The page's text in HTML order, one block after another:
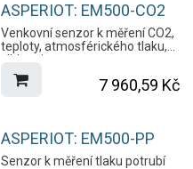
ASPERIOT: EM500-CO2
Venkovní senzor k měření CO2,
teploty, atmosférického tlaku,
vlhkosti
7 960,59 Kč
ASPERIOT: EM500-PP
Senzor k měření tlaku potrubí